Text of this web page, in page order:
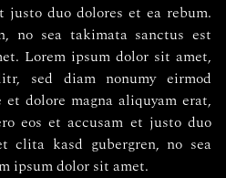
justo duo dolores et ea rebum.
no sea takimata sanctus est
Lorem ipsum dolor sit amet,
sed diam nonumy eirmod
dolore magna aliquyam erat,
eos et accusam et justo duo
clita kasd gubergren, no sea
ipsum dolor sit amet.